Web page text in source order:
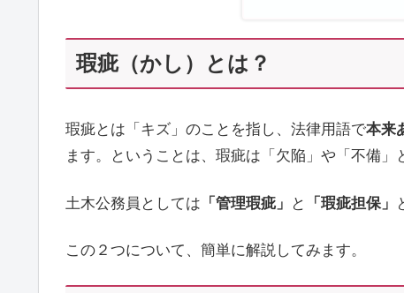
瑕疵（かし）とは？
瑕疵とは「キズ」のことを指し、法律用語で本来
ます。ということは、瑕疵は「欠陥」や「不備」
土木公務員としては 「管理瑕疵」 と 「瑕疵担保」
この２つについて、簡単に解説してみます。